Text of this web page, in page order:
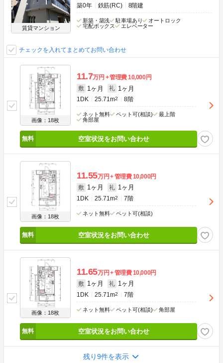
賃貸マンション
築0年
鉄筋(RC) 8階建
新築・築浅 駐車場あり
オートロック
宅配ボックス
エレベーター
チェックを入れてまとめてお問い合わせ
画像：18枚
11.7万円 管理費10,000円
敷 1ヶ月 礼 1ヶ月
1DK 25.71m2 8階
ネット無料 ペット可(相談)
最上階
角部屋
空室状況をお問い合わせ
画像：18枚
11.55万円 管理費10,000円
敷 1ヶ月 礼 1ヶ月
1DK 25.71m2 7階
ネット無料 ペット可(相談)
空室状況をお問い合わせ
画像：18枚
11.65万円 管理費10,000円
敷 1ヶ月 礼 1ヶ月
1DK 25.71m2 7階
ネット無料 ペット可(相談) 角部屋
空室状況をお問い合わせ
残り9件を表示